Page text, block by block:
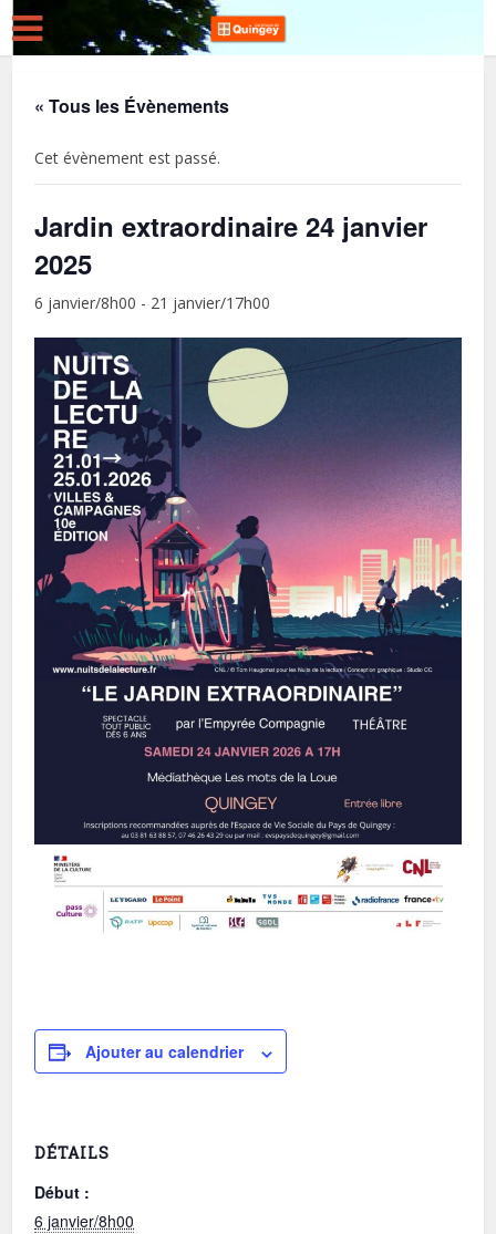
« Tous les Évènements
Cet évènement est passé.
Jardin extraordinaire 24 janvier
2025
6 janvier/8h00 - 21 janvier/17h00
Ajouter au calendrier
DÉTAILS
Début :
6 janvier/8h00